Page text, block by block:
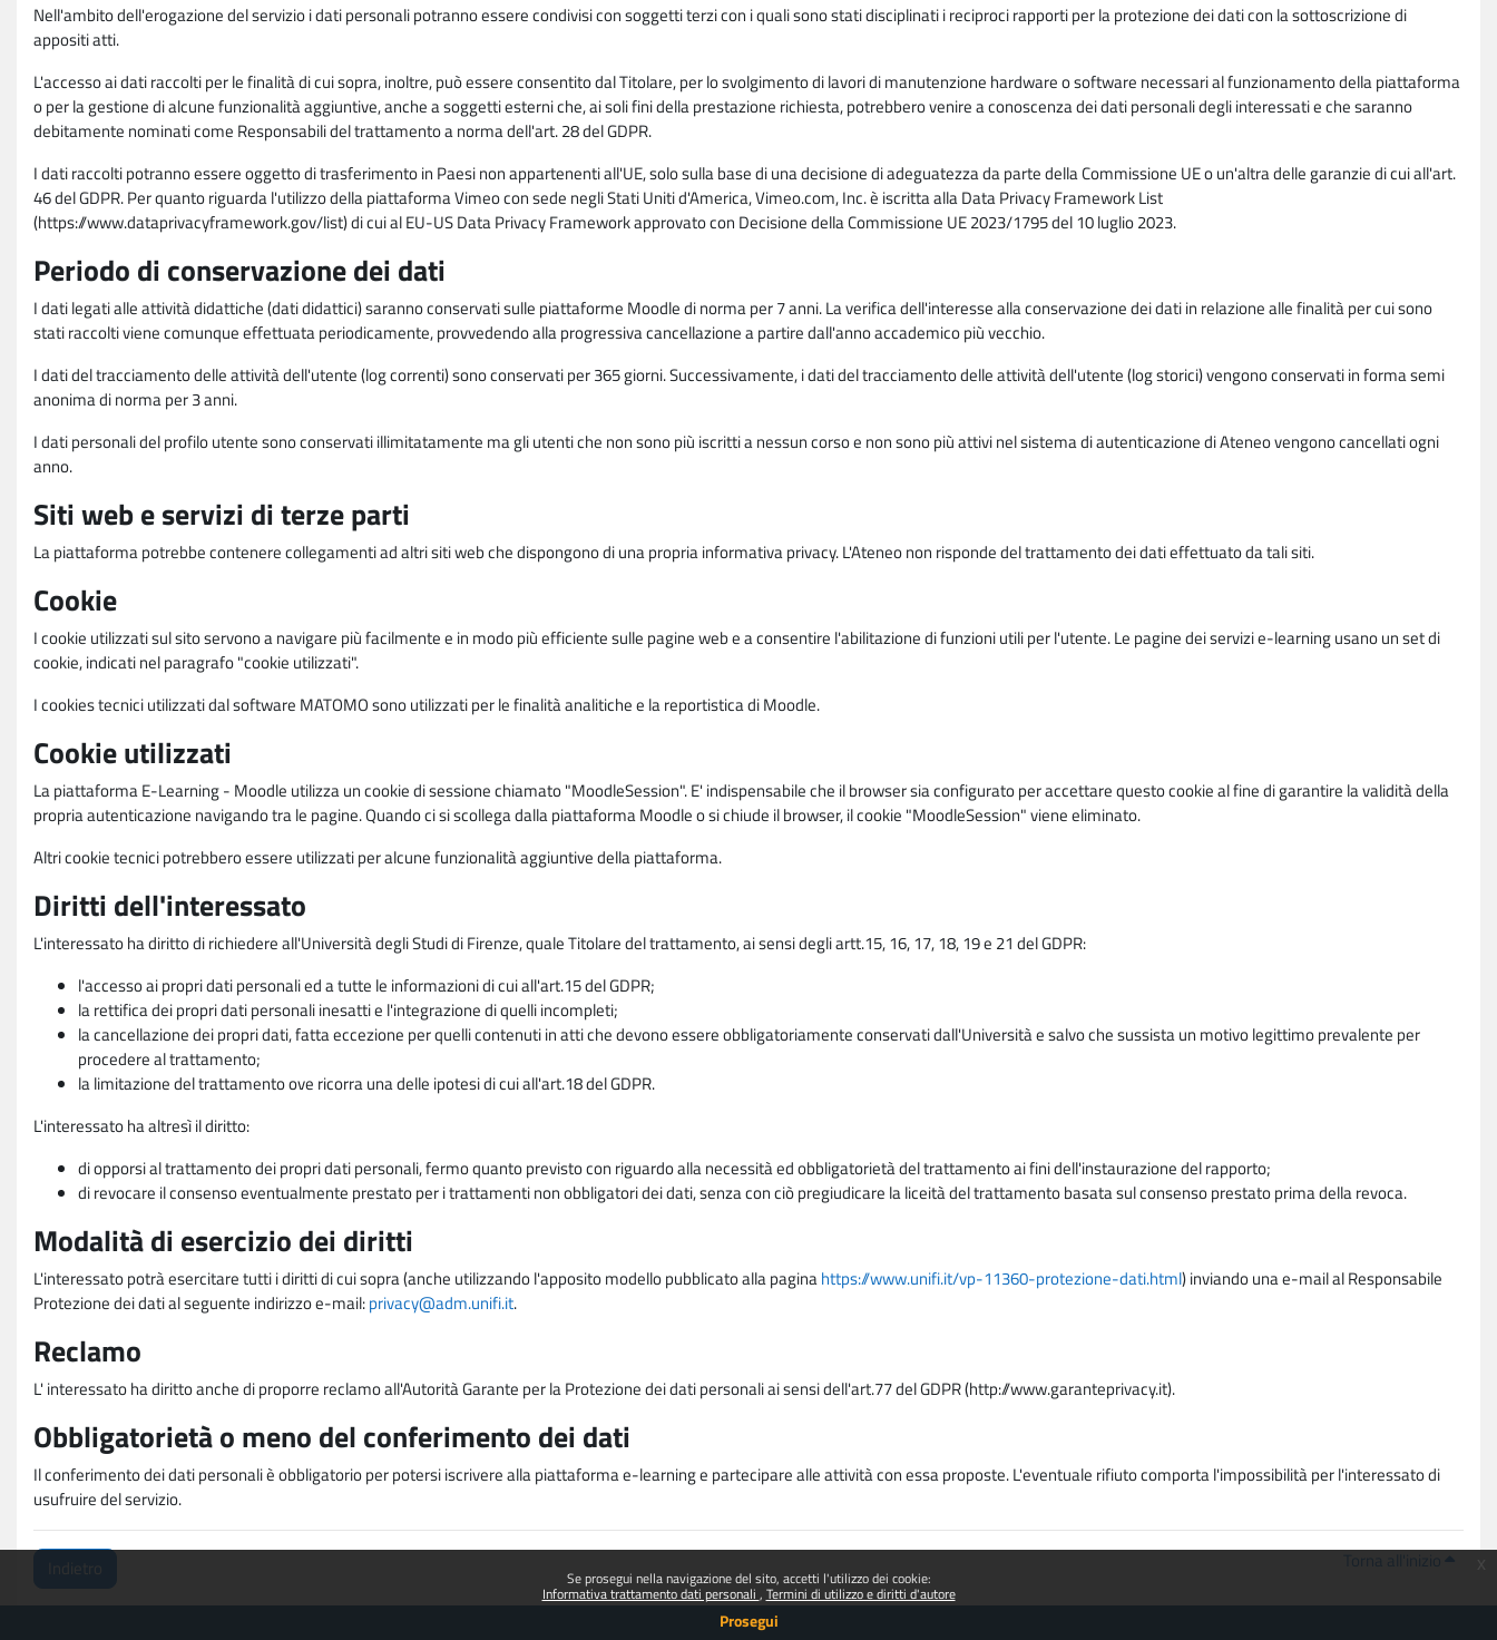
Se prosegui nella navigazione del sito, accetti l'utilizzo dei cookie:
Informativa trattamento dati personali Termini di utilizzo e diritti d'autore
Prosegui
Nell'ambito dell'erogazione del servizio i dati personali potranno essere condivisi con soggetti terzi con i quali sono stati disciplinati i reciproci rapporti per la protezione dei dati con la sottoscrizione di
appositi atti.
L'accesso ai dati raccolti per le finalità di cui sopra, inoltre, può essere consentito dal Titolare, per lo svolgimento di lavori di manutenzione hardware o software necessari al funzionamento della piattaforma
o per la gestione di alcune funzionalità aggiuntive, anche a soggetti esterni che, ai soli fini della prestazione richiesta, potrebbero venire a conoscenza dei dati personali degli interessati e che saranno
debitamente nominati come Responsabili del trattamento a norma dell'art. 28 del GDPR.
I dati raccolti potranno essere oggetto di trasferimento in Paesi non appartenenti all'UE, solo sulla base di una decisione di adeguatezza da parte della Commissione UE o un'altra delle garanzie di cui all'art.
46 del GDPR. Per quanto riguarda l'utilizzo della piattaforma Vimeo con sede negli Stati Uniti d'America, Vimeo.com, Inc. è iscritta alla Data Privacy Framework List
(https://www.dataprivacyframework.gov/list) di cui al EU-US Data Privacy Framework approvato con Decisione della Commissione UE 2023/1795 del 10 luglio 2023.
Periodo di conservazione dei dati
I dati legati alle attività didattiche (dati didattici) saranno conservati sulle piattaforme Moodle di norma per 7 anni. La verifica dell'interesse alla conservazione dei dati in relazione alle finalità per cui sono
stati raccolti viene comunque effettuata periodicamente, provvedendo alla progressiva cancellazione a partire dall'anno accademico più vecchio.
I dati del tracciamento delle attività dell'utente (log correnti) sono conservati per 365 giorni. Successivamente, i dati del tracciamento delle attività dell'utente (log storici) vengono conservati in forma semi
anonima di norma per 3 anni.
I dati personali del profilo utente sono conservati illimitatamente ma gli utenti che non sono più iscritti a nessun corso e non sono più attivi nel sistema di autenticazione di Ateneo vengono cancellati ogni
anno.
Siti web e servizi di terze parti
La piattaforma potrebbe contenere collegamenti ad altri siti web che dispongono di una propria informativa privacy. L'Ateneo non risponde del trattamento dei dati effettuato da tali siti.
Cookie
I cookie utilizzati sul sito servono a navigare più facilmente e in modo più efficiente sulle pagine web e a consentire l'abilitazione di funzioni utili per l'utente. Le pagine dei servizi e-learning usano un set di
cookie, indicati nel paragrafo "cookie utilizzati".
I cookies tecnici utilizzati dal software MATOMO sono utilizzati per le finalità analitiche e la reportistica di Moodle.
Cookie utilizzati
La piattaforma E-Learning - Moodle utilizza un cookie di sessione chiamato "MoodleSession". E' indispensabile che il browser sia configurato per accettare questo cookie al fine di garantire la validità della
propria autenticazione navigando tra le pagine. Quando ci si scollega dalla piattaforma Moodle o si chiude il browser, il cookie "MoodleSession" viene eliminato.
Altri cookie tecnici potrebbero essere utilizzati per alcune funzionalità aggiuntive della piattaforma.
Diritti dell'interessato
L'interessato ha diritto di richiedere all'Università degli Studi di Firenze, quale Titolare del trattamento, ai sensi degli artt.15, 16, 17, 18, 19 e 21 del GDPR:
l'accesso ai propri dati personali ed a tutte le informazioni di cui all'art.15 del GDPR;
la rettifica dei propri dati personali inesatti e l'integrazione di quelli incompleti;
la cancellazione dei propri dati, fatta eccezione per quelli contenuti in atti che devono essere obbligatoriamente conservati dall'Università e salvo che sussista un motivo legittimo prevalente per
procedere al trattamento;
la limitazione del trattamento ove ricorra una delle ipotesi di cui all'art.18 del GDPR.
L'interessato ha altresì il diritto:
di opporsi al trattamento dei propri dati personali, fermo quanto previsto con riguardo alla necessità ed obbligatorietà del trattamento ai fini dell'instaurazione del rapporto;
di revocare il consenso eventualmente prestato per i trattamenti non obbligatori dei dati, senza con ciò pregiudicare la liceità del trattamento basata sul consenso prestato prima della revoca.
Modalità di esercizio dei diritti
L'interessato potrà esercitare tutti i diritti di cui sopra (anche utilizzando l'apposito modello pubblicato alla paginahttps://www.unifi.it/vp-11360-protezione-dati.html) inviando una e-mail al Responsabile
Protezione dei dati al seguente indirizzo e-mail:privacy@adm.unifi.it.
Reclamo
L' interessato ha diritto anche di proporre reclamo all'Autorità Garante per la Protezione dei dati personali ai sensi dell'art.77 del GDPR (http://www.garanteprivacy.it).
Obbligatorietà o meno del conferimento dei dati
Il conferimento dei dati personali è obbligatorio per potersi iscrivere alla piattaforma e-learning e partecipare alle attività con essa proposte. L'eventuale rifiuto comporta l'impossibilità per l'interessato di
usufruire del servizio.
Indietro Torna all'inizio